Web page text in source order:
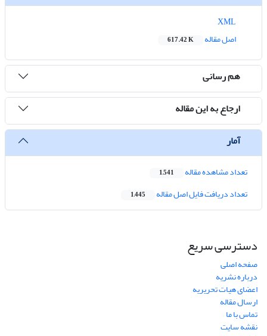
اصل مقاله
617.42 K
هم رسانی
ارجاع به این مقاله
آمار
تعداد مشاهده مقاله 1,541
تعداد دریافت فایل اصل مقاله 1,445
دسترسی سریع
صفحه اصلی
درباره نشریه
اعضای هیات تحریریه
ارسال مقاله
تماس با ما
نقشه سایت